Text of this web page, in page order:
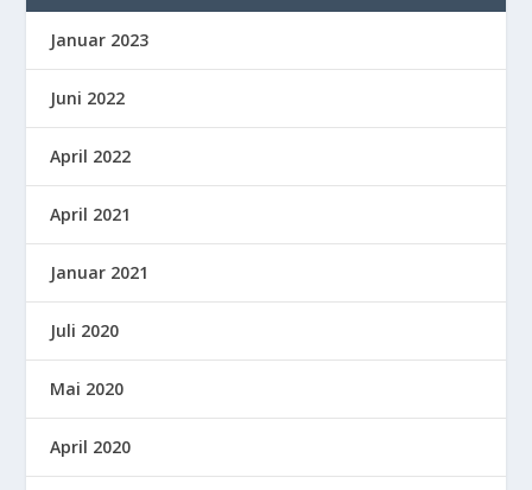
Januar 2023
Juni 2022
April 2022
April 2021
Januar 2021
Juli 2020
Mai 2020
April 2020